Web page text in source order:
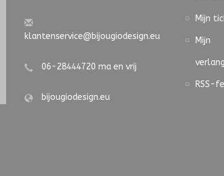
klantenservice@bijougiodesign.eu
06-28444720 ma en vrij
bijougiodesign.eu
Mijn
Mijn
RSS-